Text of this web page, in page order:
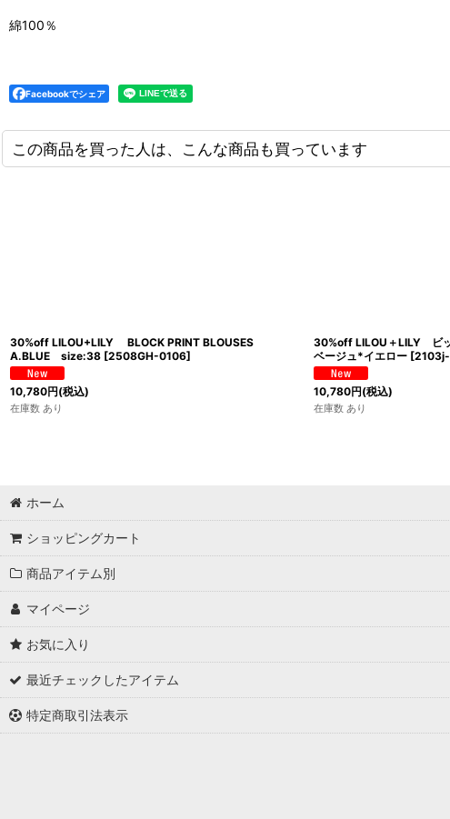
綿100％
Facebookでシェア
この商品を買った人は、こんな商品も買っています
30%off LILOU+LILY BLOCK PRINT BLOUSES
A.BLUE size:38 [2508GH-0106]
10,780円(税込)
在庫数 あり
30%off LILOU＋LILY ビ
ベージュ*イエロー [
10,780円(税込)
在庫数 あり
ホーム
ショッピングカート
商品アイテム別
マイページ
お気に入り
最近チェックしたアイテム
特定商取引法表示